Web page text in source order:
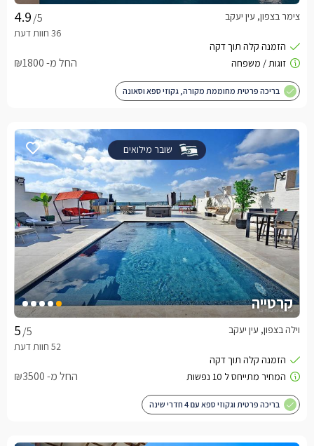
/5 צימר בצפון, עין יעקב
החל מ- ₪1800
בריכה פרטית מחוממת מקורה, גקוזי ספא וסאונה
שובר מילואים
קרטייה
/5 וילה בצפון, עין יעקב
החל מ- ₪3500
בריכה פרטית וגקוזי ספא עם 4 חדרי שינה